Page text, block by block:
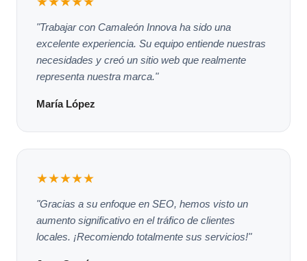
"Trabajar con Camaleón Innova ha sido una
excelente experiencia. Su equipo entiende nuestras
necesidades y creó un sitio web que realmente
representa nuestra marca."
María López
★★★★★
"Gracias a su enfoque en SEO, hemos visto un
aumento significativo en el tráfico de clientes
locales. ¡Recomiendo totalmente sus servicios!"